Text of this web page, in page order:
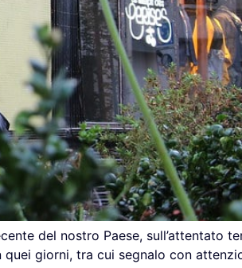
del nostro Paese, sull’attentato
giorni, tra cui segnalo con